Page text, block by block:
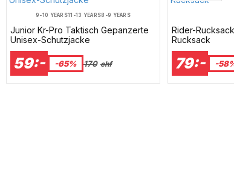
9-10 YEARS11-13 YEARS8-9 YEARS
Junior Kr-Pro Taktisch Gepanzerte
Unisex-Schutzjacke
59:- -65% 170 chf
Rider-
Rucksack
79:- -